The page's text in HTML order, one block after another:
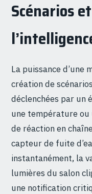
Scénarios
La puissance d’une
création de
déclenchées par un
une température ou
de réaction en
capteur de fuite
instantanément, la
lumières du salon
une notification